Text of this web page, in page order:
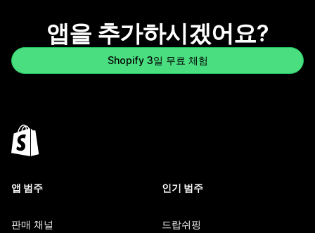
앱을 추가하시겠어요?
Shopify 3일 무료 체험
앱 범주
판매 채널
인기 범주
드랍쉬핑